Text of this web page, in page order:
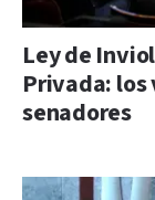
Ley de
Privada: los
senadores